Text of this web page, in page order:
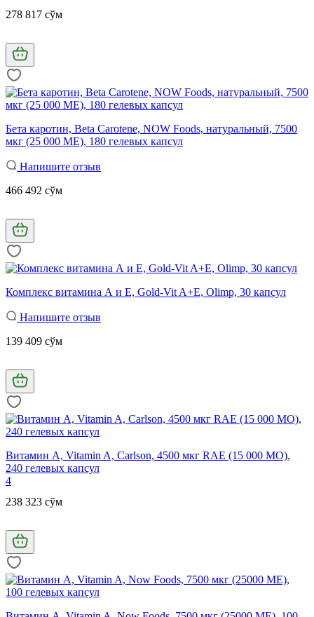
278 817 сўм
Бета каротин, Beta Carotene, NOW Foods, натуральный, 7500
мкг (25 000 МЕ), 180 гелевых капсул
Напишите отзыв
466 492 сўм
Комплекс витамина А и Е, Gold-Vit A+E, Olimp, 30 капсул
Напишите отзыв
139 409 сўм
Витамин А, Vitamin A, Carlson, 4500 мкг RAE (15 000 МО),
240 гелевых капсул
4
238 323 сўм